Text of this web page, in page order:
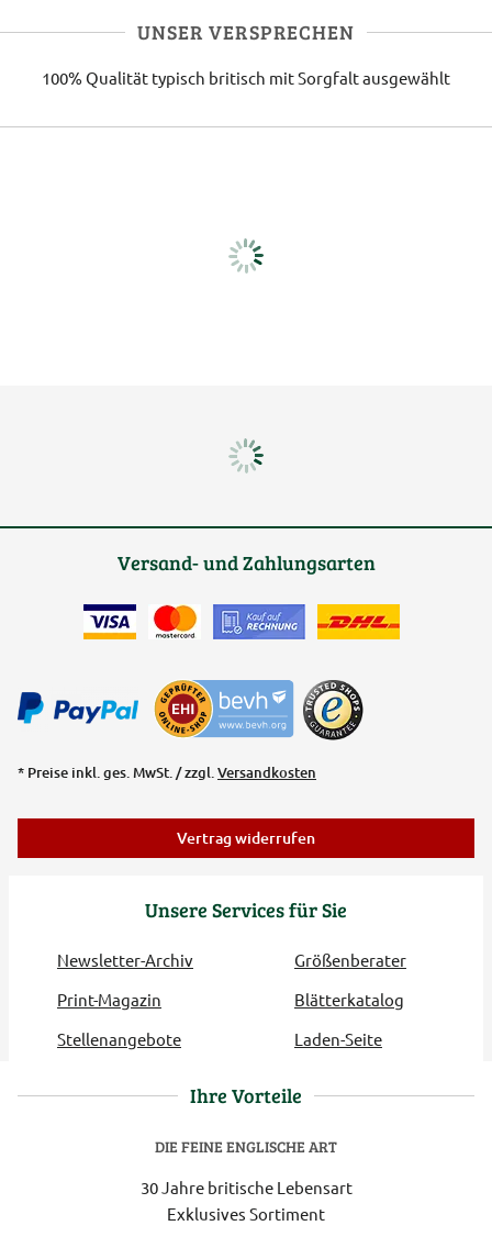
UNSER VERSPRECHEN
100% Qualität typisch britisch mit Sorgfalt ausgewählt
Unsere Services für Sie
Newsletter-Archiv
Größenberater
Print-Magazin
Blätterkatalog
Stellenangebote
Laden-Seite
Versand- und Zahlungsarten
* Preise inkl. ges. MwSt. / zzgl. Versandkosten
Vertrag widerrufen
Ihre Vorteile
DIE FEINE ENGLISCHE ART
30 Jahre britische Lebensart
Exklusives Sortiment